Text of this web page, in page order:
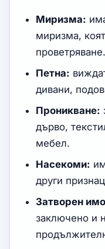
Миризма:
миризма,
проветряване.
Петна:
дивани,
Проникване:
дърво,
мебел.
Насекоми:
други
Затворен
заключено и